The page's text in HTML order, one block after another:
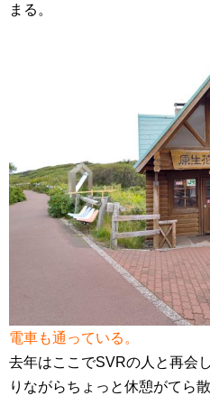
まる。
電車も通っている。
去年はここでSVRの人と再会
りながらちょっと休憩がてら散